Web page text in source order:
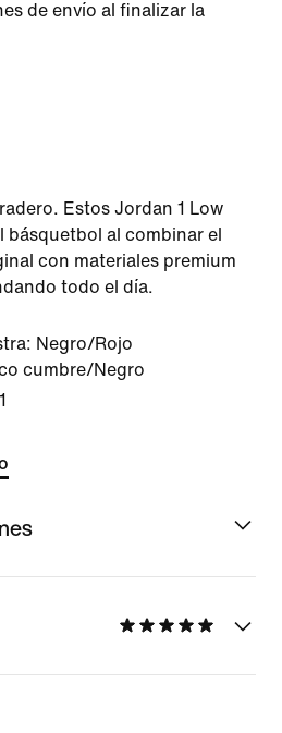
de envío al finalizar la
Estos Jordan 1 Low
básquetbol al combinar el
con materiales premium
todo el día.
Negro/Rojo
cumbre/Negro